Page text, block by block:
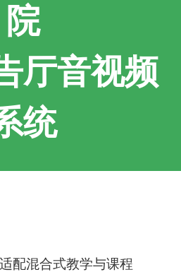
院
厅音视频
统
配混合式教学与课程